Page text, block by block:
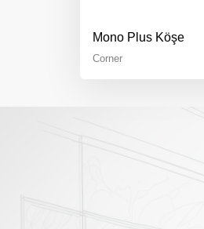
Mono Plus Köşe
Corner